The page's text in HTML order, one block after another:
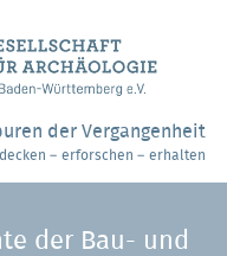
der Vergangenheit
– erforschen – erhalten
der Bau- und